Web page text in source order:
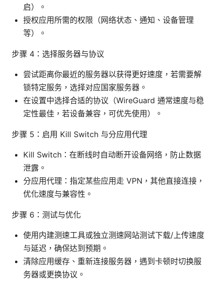
启）。
授权应用所需的权限（网络状态、通知、设备管理
等）。
步骤 4：选择服务器与协议
尝试距离你最近的服务器以获得更好速度，若需要解
锁特定服务，选择对应国家服务器。
在设置中选择合适的协议（WireGuard 通常速度与稳
定性最佳，若设备兼容，可优先使用）。
步骤 5：启用 Kill Switch 与分应用代理
Kill Switch：在断线时自动断开设备网络，防止数据
泄露。
分应用代理：指定某些应用走 VPN，其他直接连接，
优化速度与兼容性。
步骤 6：测试与优化
使用内建测速工具或独立测速网站测试下载/上传速度
与延迟，确保达到预期。
清除应用缓存、重新连接服务器，遇到卡顿时切换服
务器或更换协议。